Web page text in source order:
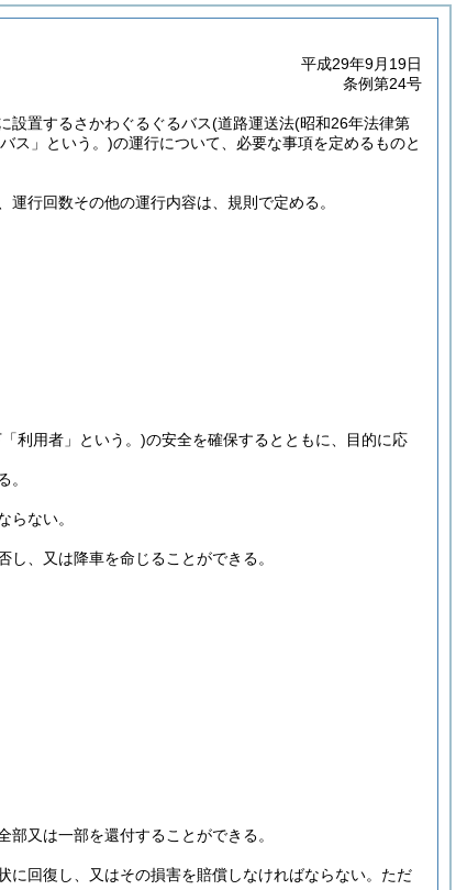
平成29年9月19日
条例第24号
設置するさかわぐるぐるバス(道路運送法(昭和26年法律第
ス」という。)の運行について、必要な事項を定めるものと
行回数その他の運行内容は、規則で定める。
利用者」という。)の安全を確保するとともに、目的に応
。
らない。
、又は降車を命じることができる。
又は一部を還付することができる。
回復し、又はその損害を賠償しなければならない。 ただ